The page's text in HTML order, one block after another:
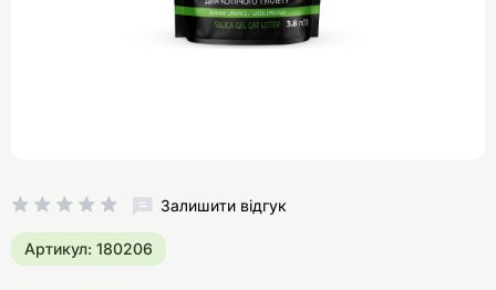
Залишити відгук
Артикул: 180206